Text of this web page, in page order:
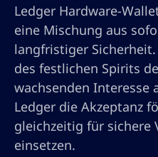
Ledger Hardware-
eine Mischung aus
langfristiger
des festlichen Spirits
wachsenden Interesse
Ledger die Akzeptanz
gleichzeitig für sichere
einsetzen.